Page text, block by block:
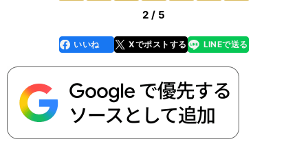
2 / 5
faceboo
k
いいね Xでポストする
line LINEで送る